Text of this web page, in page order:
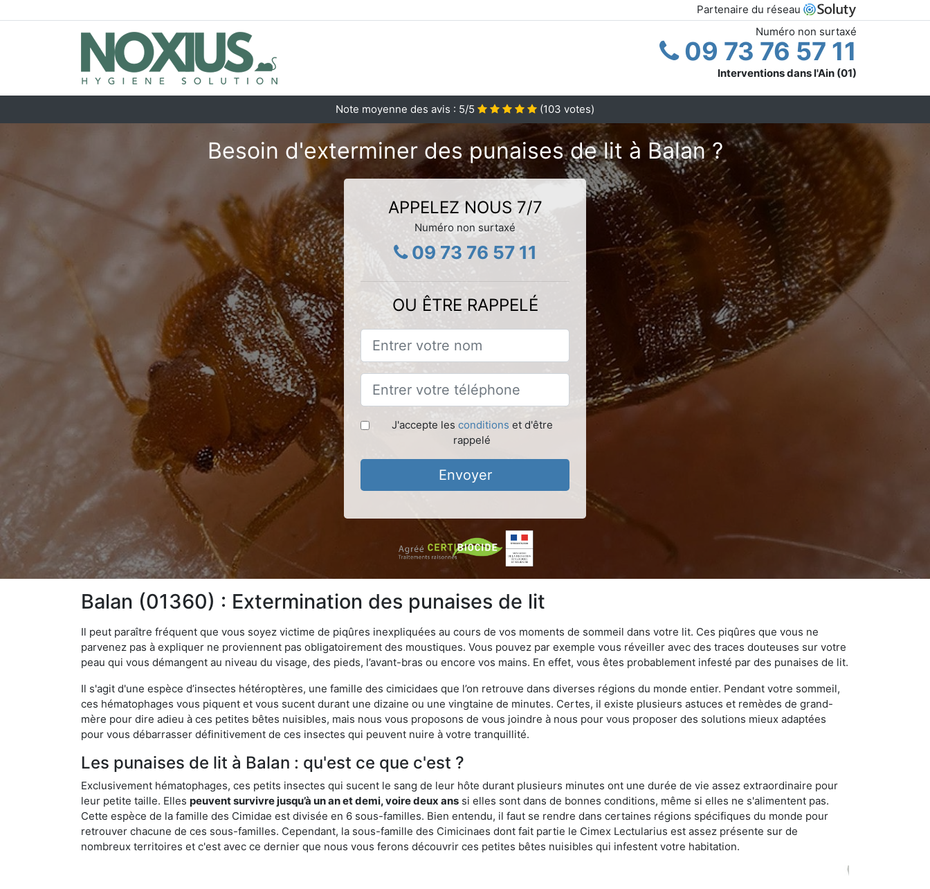
Partenaire du réseau
Numéro non surtaxé
09 73 76 57 11
Interventions dans l'Ain (01)
Note moyenne des avis : 5/5 (103 votes)
Besoin d'exterminer des punaises de lit à Balan ?
APPELEZ NOUS 7/7
Numéro non surtaxé
09 73 76 57 11
OU ÊTRE RAPPELÉ
J'accepte les conditions et d'être
rappelé
Envoyer
Balan (01360) : Extermination des punaises de lit
Il peut paraître fréquent que vous soyez victime de piqûres inexpliquées au cours de vos moments de sommeil dans votre lit. Ces piqûres que vous ne
parvenez pas à expliquer ne proviennent pas obligatoirement des moustiques. Vous pouvez par exemple vous réveiller avec des traces douteuses sur votre
peau qui vous démangent au niveau du visage, des pieds, l’avant-bras ou encore vos mains. En effet, vous êtes probablement infesté par des punaises de lit.
Il s'agit d'une espèce d’insectes hétéroptères, une famille des cimicidaes que l’on retrouve dans diverses régions du monde entier. Pendant votre sommeil,
ces hématophages vous piquent et vous sucent durant une dizaine ou une vingtaine de minutes. Certes, il existe plusieurs astuces et remèdes de grand-
mère pour dire adieu à ces petites bêtes nuisibles, mais nous vous proposons de vous joindre à nous pour vous proposer des solutions mieux adaptées
pour vous débarrasser définitivement de ces insectes qui peuvent nuire à votre tranquillité.
Les punaises de lit à Balan : qu'est ce que c'est ?
Exclusivement hématophages, ces petits insectes qui sucent le sang de leur hôte durant plusieurs minutes ont une durée de vie assez extraordinaire pour
leur petite taille. Elles peuvent survivre jusqu’à un an et demi, voire deux ans si elles sont dans de bonnes conditions, même si elles ne s'alimentent pas.
Cette espèce de la famille des Cimidae est divisée en 6 sous-familles. Bien entendu, il faut se rendre dans certaines régions spécifiques du monde pour
retrouver chacune de ces sous-familles. Cependant, la sous-famille des Cimicinaes dont fait partie le Cimex Lectularius est assez présente sur de
nombreux territoires et c'est avec ce dernier que nous vous ferons découvrir ces petites bêtes nuisibles qui infestent votre habitation.